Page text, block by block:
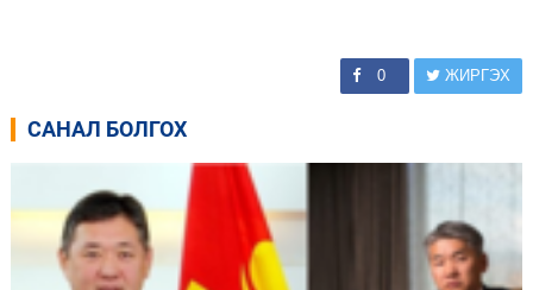
0 ЖИРГЭХ
САНАЛ БОЛГОХ